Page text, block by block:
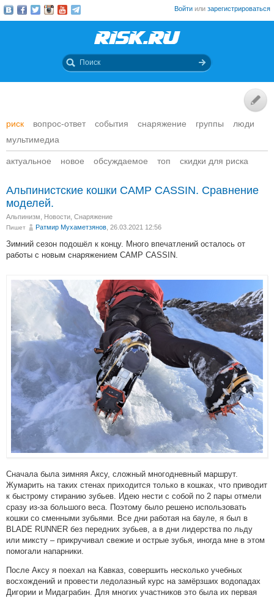
Войти или зарегистрироваться
риск вопрос-ответ события снаряжение группы
люди
мультимедиа
актуальное новое обсуждаемое топ скидки для риска
Альпинистские кошки CAMP CASSIN. Сравнение
моделей.
Альпинизм Новости Снаряжение
Пишет Ратмир Мухаметзянов , 26.03.2021 12:56
Зимний сезон подошёл к концу. Много впечатлений осталось от
работы с новым снаряжением CAMP CASSIN.
Сначала была зимняя Аксу, сложный многодневный маршрут.
Жумарить на таких стенах приходится только в кошках, что приводит
к быстрому стиранию зубьев. Идею нести с собой по 2 пары отмели
сразу из-за большого веса. Поэтому было решено использовать
кошки со сменными зубьями. Все дни работая на бауле, я был в
BLADE RUNNER без передних зубьев, а в дни лидерства по льду
или миксту – прикручивал свежие и острые зубья, иногда мне в этом
помогали напарники.
После Аксу я поехал на Кавказ, совершить несколько учебных
восхождений и провести ледолазный курс на замёрзших водопадах
Дигории и Мидаграбин. Для многих участников это была их первая